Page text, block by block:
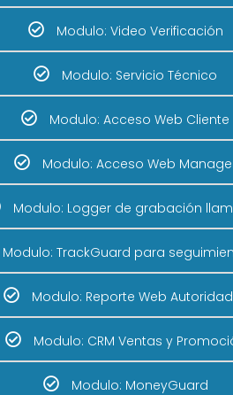
Modulo: Video Verificación
Modulo: Servicio Técnico
Modulo: Acceso Web Cliente
Modulo: Acceso Web
Modulo: Logger de grabación
Modulo: TrackGuard para
Modulo: Reporte Web
Modulo: CRM Ventas y
Modulo: MoneyGuard